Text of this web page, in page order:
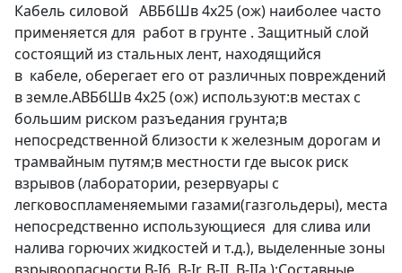
Кабель силовой АВБбШв 4х25 (ож) наиболее часто
применяется для работ в грунте . Защитный слой
состоящий из стальных лент, находящийся
в кабеле, оберегает его от различных повреждений
в земле.АВБбШв 4х25 (ож) используют:в местах с
большим риском разъедания грунта;в
непосредственной близости к железным дорогам и
трамвайным путям;в местности где высок риск
взрывов (лаборатории, резервуары с
легковоспламеняемыми газами(газгольдеры), места
непосредственно использующиеся для слива или
налива горючих жидкостей и т.д.), выделенные зоны